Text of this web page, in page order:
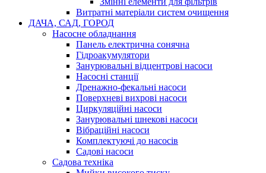
Витратні матеріали систем очищення
ДАЧА, САД, ГОРОД
Насосне обладнання
Панель електрична сонячна
Гідроакумулятори
Занурювальні відцентрові насоси
Насосні станції
Дренажно-фекальні насоси
Поверхневі вихрові насоси
Циркуляційні насоси
Занурювальні шнекові насоси
Вібраційні насоси
Комплектуючі до насосів
Cадові насоси
Садова техніка